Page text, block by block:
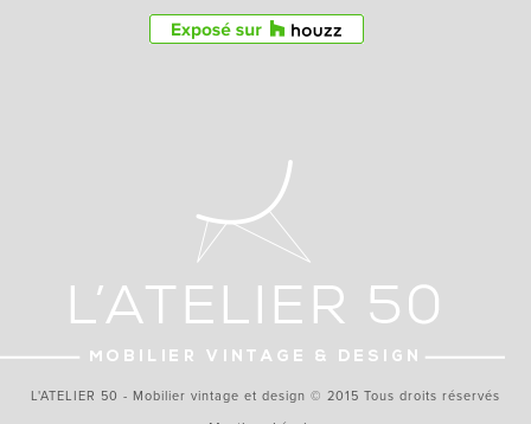
L'ATELIER 50 - Mobilier vintage et design © 2015 Tous droits réservés